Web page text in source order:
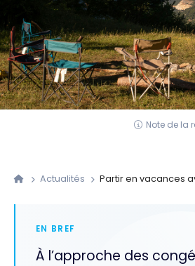
Note de la
Actualités Partir en vacances
EN BREF
À l’approche des